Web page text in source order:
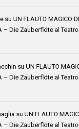
su UN FLAUTO MAGICO DI
– Die Zauberflöte al
su UN FLAUTO
– Die Zauberflöte al
su UN FLAUTO
– Die Zauberflöte al